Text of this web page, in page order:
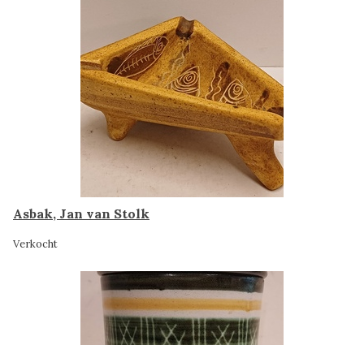
Asbak, Jan van Stolk
Verkocht